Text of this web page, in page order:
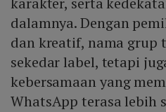
dalamnya. Dengan
dan kreatif, nama grup
sekedar label, tetapi
kebersamaan yang
WhatsApp terasa lebih